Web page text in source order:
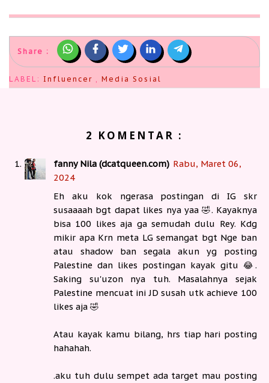
Share :
LABEL: Influencer Media Sosial
2 KOMENTAR :
fanny Nila (dcatqueen.com) Rabu, Maret 06,
2024
Eh aku kok ngerasa postingan di IG skr
susaaaah bgt dapat likes nya yaa 🤣. Kayaknya
bisa 100 likes aja ga semudah dulu Rey. Kdg
mikir apa Krn meta LG semangat bgt Nge ban
atau shadow ban segala akun yg posting
Palestine dan likes postingan kayak gitu 😂.
Saking su'uzon nya tuh. Masalahnya sejak
Palestine mencuat ini JD susah utk achieve 100
likes aja 🤣
Atau kayak kamu bilang, hrs tiap hari posting
hahahah.
.aku tuh dulu sempet ada target mau posting